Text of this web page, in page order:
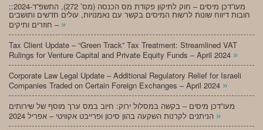
;מעו”דכן מיסים – חוק לתיקון פקודת מס הכנסה (מס’ 272), התשפ”ד-2024:
חובות דיווח שונות לרשות המיסים בקשר עם נאמנויות, עולים חדשים ותושבים
חוזרים ותיקים – »
Tax Client Update – “Green Track” Tax Treatment: Streamlined VAT
Rulings for Venture Capital and Private Equity Funds – April 2024 »
Corporate Law Legal Update – Additional Regulatory Relief for Israeli
Companies Traded on Certain Foreign Exchanges – April 2024 »
מעו”דכן מיסים – בקשה במסלול ירוק: חיוב במס ערך מוסף של שירותים
»